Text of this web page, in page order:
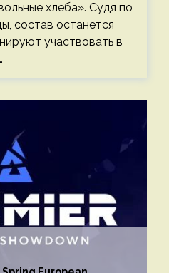
хлеба». Судя по
состав останется
участвовать в